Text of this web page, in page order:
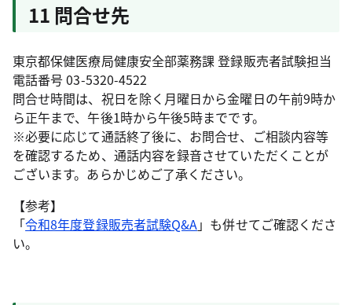
11 問合せ先
東京都保健医療局健康安全部薬務課 登録販売者試験担当
電話番号 03-5320-4522
問合せ時間は、祝日を除く月曜日から金曜日の午前9時か
ら正午まで、午後1時から午後5時までです。
※必要に応じて通話終了後に、お問合せ、ご相談内容等
を確認するため、通話内容を録音させていただくことが
ございます。あらかじめご了承ください。
【参考】
「令和8年度登録販売者試験Q&A」も併せてご確認くださ
い。